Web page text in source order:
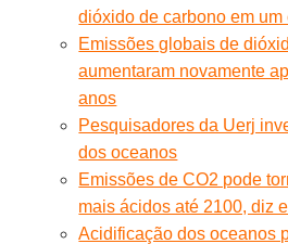
dióxido de carbono em
Emissões globais de
aumentaram novamente
anos
Pesquisadores da Uerj
dos oceanos
Emissões de CO2 pode
mais ácidos até 2100, diz
Acidificação dos oceanos